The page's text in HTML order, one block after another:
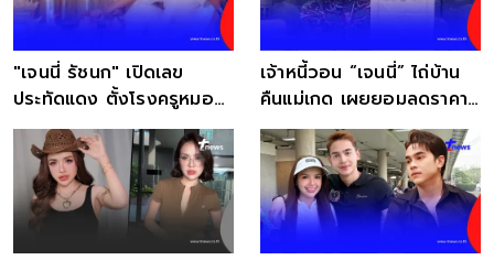
"เจนนี่ รัชนก" เปิดเลข
ประทัดแดง ตั้งโรงครูหมอ
โนรานาทีสุดท้าย
เจ้าหนี้วอน “เจนนี่” ไถ่บ้าน
คืนแม่เกด เผยยอมลดราคา
เหลือ 4.5 ล้าน